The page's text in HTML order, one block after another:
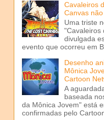
Cavaleiros
Canvas
Uma triste
"Cavaleiros
divulgada
evento que ocorreu em
Desenho
Mônica
Cartoon
A
baseada
da Mônica Jovem" está
confirmadas pelo Cartoon